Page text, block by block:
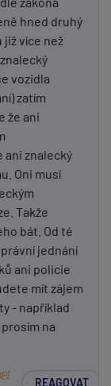
hned druhý
více než
vozidla
zatím
že ani
ani znalecký
Oni musí
Takže
bát. Od té
jednání
ani policie
mít zájem
- například
na
REAGOVAT